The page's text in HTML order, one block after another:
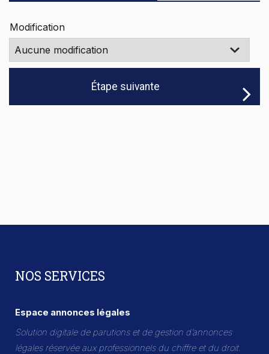
Modification
NOS SERVICES
Espace annonces légales
Solution digitale de parutions et de gestion d’annonces
légales réservée aux professionnels du chiffre et du droit.